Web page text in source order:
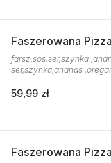
Faszerowana
farsz:sos,ser,szynka
ser,szynka,ananas
59,99 zł
Faszerowana